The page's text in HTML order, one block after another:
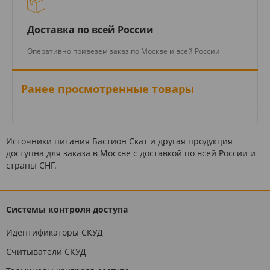
Доставка по всей России
Оперативно привезем заказ по Москве и всей России
Ранее просмотренные товары
Источники питания Бастион Скат и другая продукция
доступна для заказа в Москве с доставкой по всей России и
страны СНГ.
Системы контроля доступа
Идентификаторы СКУД
Считыватели СКУД